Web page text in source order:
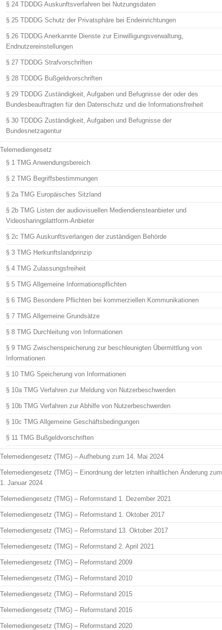
§ 24 TDDDG Auskunftsverfahren bei Nutzungsdaten
§ 25 TDDDG Schutz der Privatsphäre bei Endeinrichtungen
§ 26 TDDDG Anerkannte Dienste zur Einwilligungsverwaltung,
Endnutzereinstellungen
§ 27 TDDDG Strafvorschriften
§ 28 TDDDG Bußgeldvorschriften
§ 29 TDDDG Zuständigkeit, Aufgaben und Befugnisse der oder des
Bundesbeauftragten für den Datenschutz und die Informationsfreiheit
§ 30 TDDDG Zuständigkeit, Aufgaben und Befugnisse der
Bundesnetzagentur
Telemediengesetz
§ 1 TMG Anwendungsbereich
§ 2 TMG Begriffsbestimmungen
§ 2a TMG Europäisches Sitzland
§ 2b TMG Listen der audiovisuellen Mediendiensteanbieter und
Videosharingplattform-Anbieter
§ 2c TMG Auskunftsverlangen der zuständigen Behörde
§ 3 TMG Herkunftslandprinzip
§ 4 TMG Zulassungsfreiheit
§ 5 TMG Allgemeine Informationspflichten
§ 6 TMG Besondere Pflichten bei kommerziellen Kommunikationen
§ 7 TMG Allgemeine Grundsätze
§ 8 TMG Durchleitung von Informationen
§ 9 TMG Zwischenspeicherung zur beschleunigten Übermittlung von
Informationen
§ 10 TMG Speicherung von Informationen
§ 10a TMG Verfahren zur Meldung von Nutzerbeschwerden
§ 10b TMG Verfahren zur Abhilfe von Nutzerbeschwerden
§ 10c TMG Allgemeine Geschäftsbedingungen
§ 11 TMG Bußgeldvorschriften
Telemediengesetz (TMG) – Aufhebung zum 14. Mai 2024
Telemediengesetz (TMG) – Einordnung der letzten inhaltlichen Änderung zum
1. Januar 2024
Telemediengesetz (TMG) – Reformstand 1. Dezember 2021
Telemediengesetz (TMG) – Reformstand 1. Oktober 2017
Telemediengesetz (TMG) – Reformstand 13. Oktober 2017
Telemediengesetz (TMG) – Reformstand 2. April 2021
Telemediengesetz (TMG) – Reformstand 2009
Telemediengesetz (TMG) – Reformstand 2010
Telemediengesetz (TMG) – Reformstand 2015
Telemediengesetz (TMG) – Reformstand 2016
Telemediengesetz (TMG) – Reformstand 2020